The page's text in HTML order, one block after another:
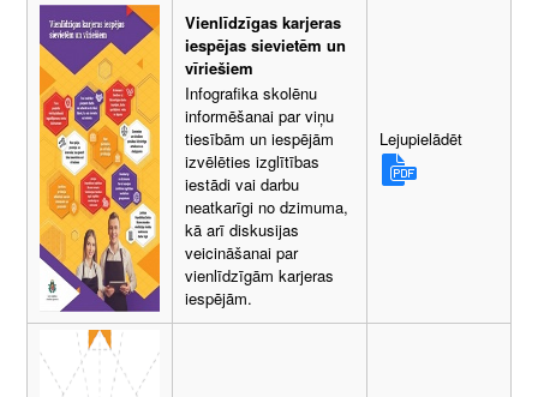
Vienlīdzīgas karjeras
iespējas sievietēm un
vīriešiem
Infografika skolēnu
informēšanai par viņu
tiesībām un iespējām
izvēlēties izglītības
iestādi vai darbu
neatkarīgi no dzimuma,
kā arī diskusijas
veicināšanai par
vienlīdzīgām karjeras
iespējām.
Lejupielādēt